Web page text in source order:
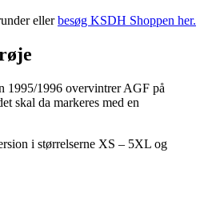
ellerbesøg KSDH Shoppen her.
1995/1996 overvintrer AGF på
skal da markeres med en
i størrelserne XS – 5XL og